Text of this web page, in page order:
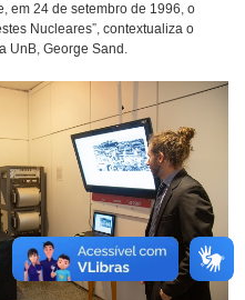
em 24 de setembro de 1996, o
Nucleares”, contextualiza o
UnB, George Sand.